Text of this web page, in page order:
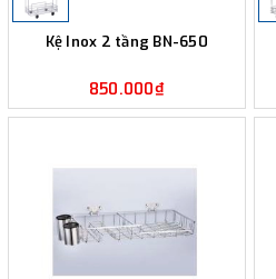
Kệ Inox 2 tầng BN-650
850.000₫